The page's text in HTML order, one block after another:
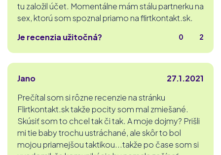
tu založil účet. Momentálne mám stálu partnerku na
sex, ktorú som spoznal priamo na flirtkontakt.sk.
Je recenzia užitočná?
0 2
Jano
27.1.2021
Prečítal som si rôzne recenzie na stránku
Flirtkontakt.sk takže pocity som mal zmiešané.
Skúsiť som to chcel tak či tak. A moje dojmy? Prišli
mi tie baby trochu ustráchané, ale skôr to bol
mojou priamejšou taktikou...takže po čase som si